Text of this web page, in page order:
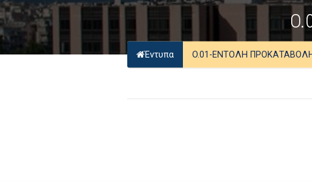
Έντυπα O.01-ΕΝΤΟΛΗ